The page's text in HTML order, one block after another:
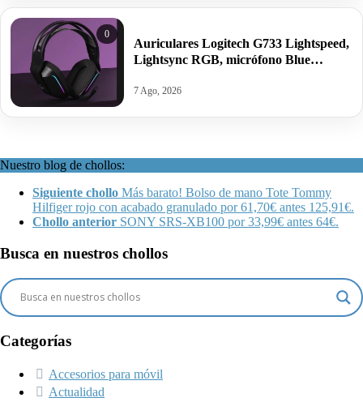
0
Auriculares Logitech G733 Lightspeed,
Lightsync RGB, micrófono Blue
65,90€ antes 89,99€.
7 Ago, 2026
Nuestro blog de chollos:
Siguiente chollo Más barato! Bolso de mano Tote Tommy
Hilfiger rojo con acabado granulado por 61,70€ antes 125,91€.
Chollo anterior SONY SRS-XB100 por 33,99€ antes 64€.
Busca en nuestros chollos
Categorías
Accesorios para móvil
Actualidad